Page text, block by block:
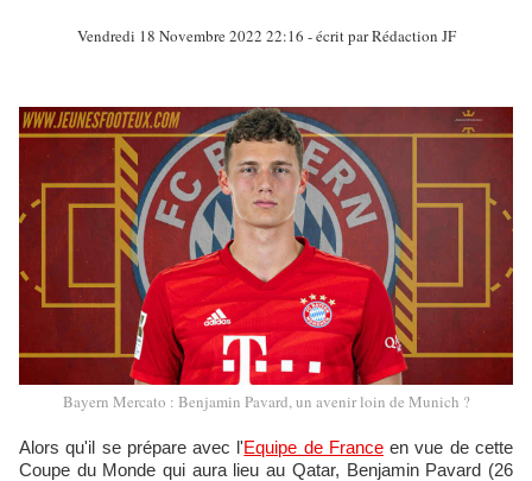
Vendredi 18 Novembre 2022 22:16 - écrit par Rédaction JF
Bayern Mercato : Benjamin Pavard, un avenir loin de Munich ?
Alors qu'il se prépare avec l'Equipe de Franceen vue de cette
Coupe du Monde qui aura lieu au Qatar, Benjamin Pavard (26